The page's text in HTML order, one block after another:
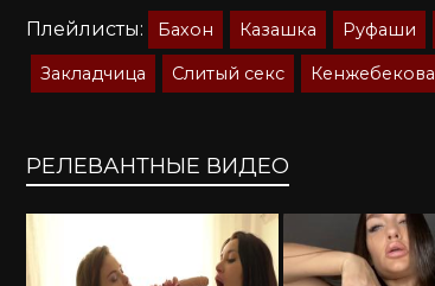
Плейлисты: Бахон Казашка Руфаши
Закладчица Слитый секс Кенжебекова
РЕЛЕВАНТНЫЕ ВИДЕО